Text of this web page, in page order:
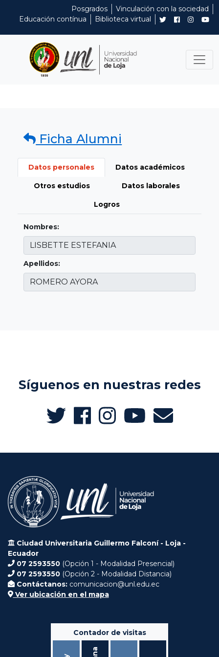
Posgrados
Vinculación con la sociedad
Educación contínua
Biblioteca virtual
Ficha Alumni
Datos personales Datos académicos
Otros estudios Datos laborales
Logros
Nombres:
Apellidos:
Síguenos en nuestras redes
Ciudad Universitaria Guillermo Falconí - Loja -
Ecuador
07 2593550 (Opción 1 - Modalidad Presencial)
07 2593550 (Opción 2 - Modalidad Distancia)
Contáctanos: comunicacion@unl.edu.ec
Ver ubicación en el mapa
Contador de visitas